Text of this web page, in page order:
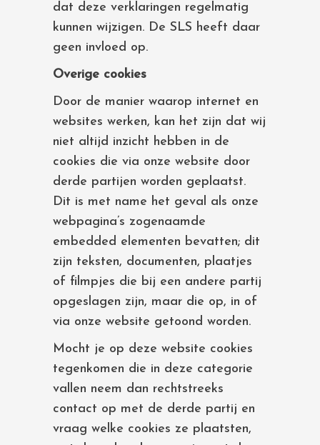
dat deze verklaringen regelmatig
kunnen wijzigen. De SLS heeft daar
geen invloed op.
Overige cookies
Door de manier waarop internet en
websites werken, kan het zijn dat wij
niet altijd inzicht hebben in de
cookies die via onze website door
derde partijen worden geplaatst.
Dit is met name het geval als onze
webpagina’s zogenaamde
embedded elementen bevatten; dit
zijn teksten, documenten, plaatjes
of filmpjes die bij een andere partij
opgeslagen zijn, maar die op, in of
via onze website getoond worden.
Mocht je op deze website cookies
tegenkomen die in deze categorie
vallen neem dan rechtstreeks
contact op met de derde partij en
vraag welke cookies ze plaatsten,